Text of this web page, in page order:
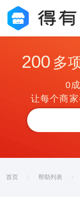
200 多
0
让每个商
首页 帮助列表